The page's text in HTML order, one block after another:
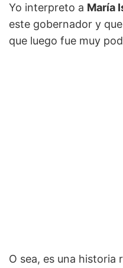
Yo interpreto a María
este gobernador y
que luego fue muy
O sea, es una historia